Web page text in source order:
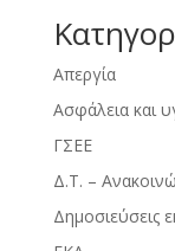
Απεργία
Ασφάλεια και
ΓΣΕΕ
Δ.Τ. –
Δημοσιεύσεις